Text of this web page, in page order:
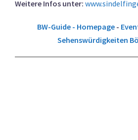
Weitere Infos unter:
BW-Guide - Homepage-
Sehenswürdigkeiten